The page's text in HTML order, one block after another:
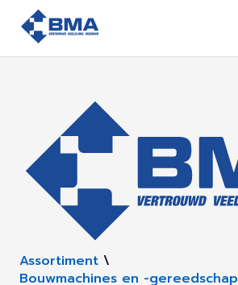
Assortiment \
Bouwmachines en -gereedschap